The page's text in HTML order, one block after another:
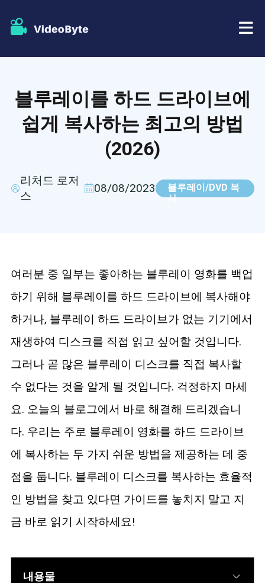
BD-DVD 리퍼
블루레이 플레이어
블루레이 복사
가게
지원하다
블루레이를 하드 드라이브에
쉽게 복사하는 최고의 방법
(2026)
리처드 로저
스
08/08/2023
블루레이/DVD 복
사
여러분 중 일부는 좋아하는 블루레이 영화를 백업
하기 위해 블루레이를 하드 드라이브에 복사해야
하거나, 블루레이 하드 드라이브가 없는 기기에서
재생하여 디스크를 직접 읽고 싶어할 것입니다.
그러나 곧 많은 블루레이 디스크를 직접 복사할
수 없다는 것을 알게 될 것입니다. 걱정하지 마세
요. 오늘의 블로그에서 바로 해결해 드리겠습니
다. 우리는 주로 블루레이 영화를 하드 드라이브
에 복사하는 두 가지 쉬운 방법을 제공하는 데 중
점을 둡니다. 블루레이 디스크를 복사하는 효율적
인 방법을 찾고 있다면 가이드를 놓치지 말고 지
금 바로 읽기 시작하세요!
내용물